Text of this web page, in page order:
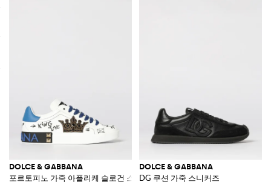
DOLCE & GABBANA
포르토피노 가죽 아플리케 슬로건 스니커즈
DOLCE & GABBANA
DG 쿠션 가죽 스니커즈